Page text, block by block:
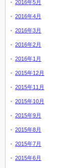
2016年5月
2016年4月
2016年3月
2016年2月
2016年1月
2015年12月
2015年11月
2015年10月
2015年9月
2015年8月
2015年7月
2015年6月